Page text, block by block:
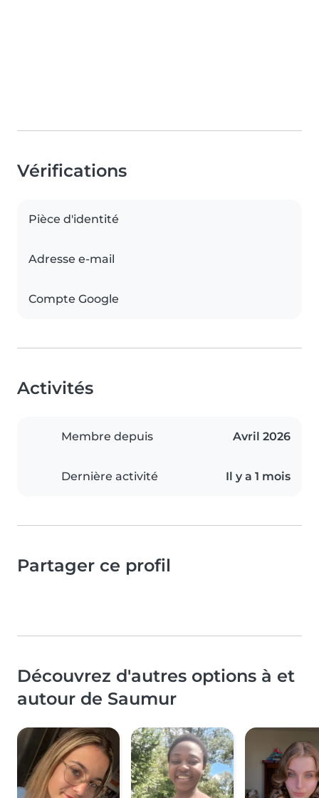
Vérifications
Pièce d'identité
Adresse e-mail
Compte Google
Activités
Membre depuis Avril 2026
Dernière activité Il y a 1 mois
Partager ce profil
Découvrez d'autres options à et
autour de Saumur